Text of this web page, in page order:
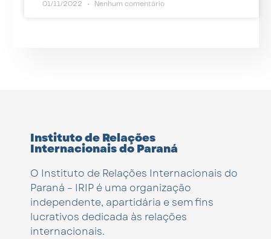
01/11/2022 Nenhum comentário
Instituto de Relações
Internacionais do Paraná
O Instituto de Relações Internacionais do
Paraná – IRIP é uma organização
independente, apartidária e sem fins
lucrativos dedicada às relações
internacionais.